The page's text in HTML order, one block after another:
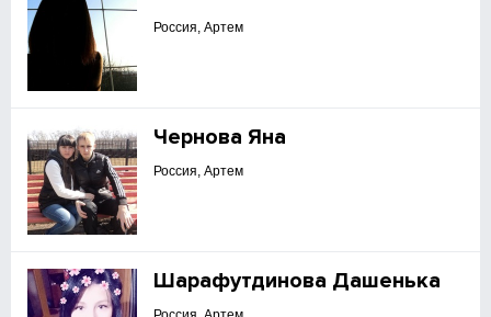
Россия, Артем
Чернова Яна
Россия, Артем
Шарафутдинова Дашенька